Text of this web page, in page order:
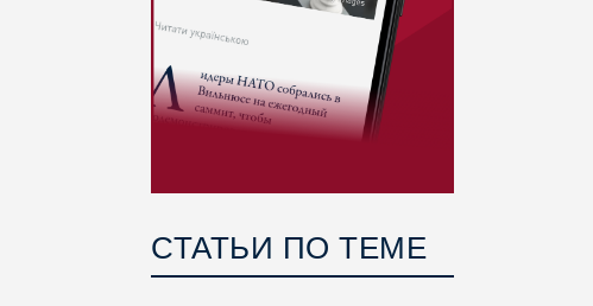
СТАТЬИ ПО ТЕМЕ